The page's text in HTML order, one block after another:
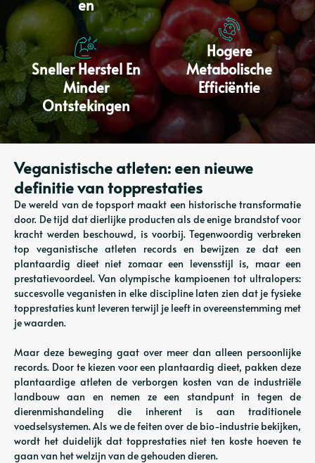
En
Sneller Herstel En
Minder
Ontstekingen
Hogere
Metabolische
Efficiëntie
Veganistische atleten: een nieuwe
definitie van topprestaties
De wereld van de topsport maakt een historische transformatie
door. De tijd dat dierlijke producten als de enige brandstof voor
kracht werden beschouwd, is voorbij. Tegenwoordig verbreken
top veganistische atleten records en bewijzen ze dat een
plantaardig dieet niet zomaar een levensstijl is, maar een
prestatievoordeel. Van olympische kampioenen tot ultralopers:
succesvolle veganisten in elke discipline laten zien dat je fysieke
topprestaties kunt leveren terwijl je leeft in overeenstemming met
je waarden.
Maar deze beweging gaat over meer dan alleen persoonlijke
records. Door te kiezen voor een plantaardig dieet, pakken deze
plantaardige atleten de verborgen kosten van de industriële
landbouw aan en nemen ze een standpunt in tegen de
dierenmishandeling die inherent is aan traditionele
voedselsystemen. Als we de feiten over de bio-industrie bekijken,
wordt het duidelijk dat topprestaties niet ten koste hoeven te
gaan van het welzijn van de gehouden dieren.